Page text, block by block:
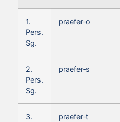
1.
Pers.
Sg.
praefer‑o
2.
Pers.
Sg.
praefer‑s
3.
praefer‑t